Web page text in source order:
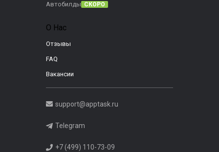
Автобилды СКОРО
О Нас
Отзывы
FAQ
Вакансии
support@apptask.ru
Telegram
+7 (499) 110-73-09